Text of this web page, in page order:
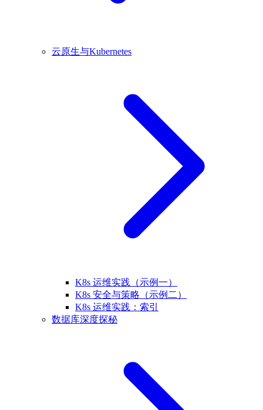
云原生与Kubernetes
K8s 运维实践（示例一）
K8s 安全与策略（示例二）
K8s 运维实践：索引
数据库深度探秘